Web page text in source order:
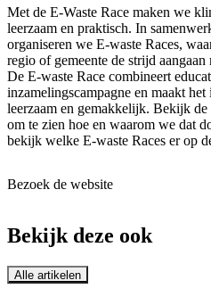
Met de E-Waste Race maken we
leerzaam en praktisch. In
organiseren we E-waste Races,
regio of gemeente de strijd
De E-waste Race combineert
inzamelingscampagne en maakt
leerzaam en gemakkelijk. Bekijk
om te zien hoe en waarom we dat
bekijk welke E-waste Races er op
Bezoek de website
Bekijk deze ook
Alle artikelen